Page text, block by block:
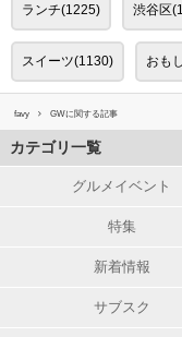
ランチ(1225) 渋谷区
スイーツ(1130) おも
favy GWに関する記事
カテゴリ一覧
グルメイベント
特集
新着情報
サブスク